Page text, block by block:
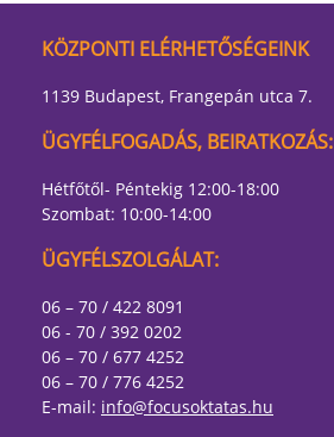
KÖZPONTI ELÉRHETŐSÉGEINK
1139 Budapest, Frangepán utca 7.
ÜGYFÉLFOGADÁS, BEIRATKOZÁS:
Hétfőtől- Péntekig 12:00-18:00
Szombat: 10:00-14:00
ÜGYFÉLSZOLGÁLAT:
06 – 70 / 422 8091
06 - 70 / 392 0202
06 – 70 / 677 4252
06 – 70 / 776 4252
E-mail: info@focusoktatas.hu